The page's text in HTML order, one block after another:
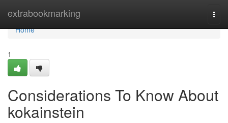
extrabookmarking
Home
Home
1
Considerations To Know About
kokainstein